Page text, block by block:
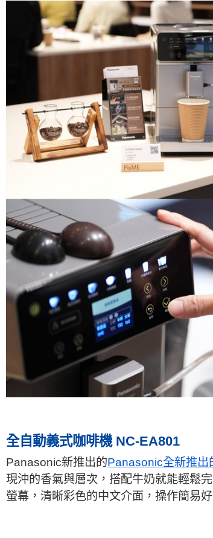
全自動義式咖啡機 NC-EA801
Panasonic新推出的Panasonic全新推出
現沖的香氣與層次，搭配牛奶就能輕鬆
螢幕，清晰彩色的中文介面，操作簡易